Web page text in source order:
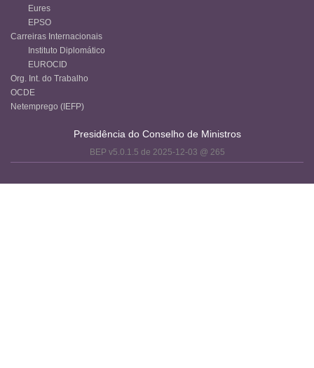
Eures
EPSO
Carreiras Internacionais
Instituto Diplomático
EUROCID
Org. Int. do Trabalho
OCDE
Netemprego (IEFP)
Presidência do Conselho de Ministros
BEP v5.0.1.5 de 2025-12-03 @ 265